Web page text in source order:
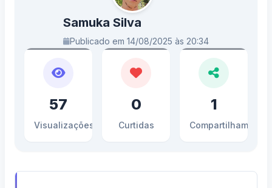
Samuka Silva
Publicado em 14/08/2025 às 20:34
57
Visualizações
0
Curtidas
1
Compartilhamentos